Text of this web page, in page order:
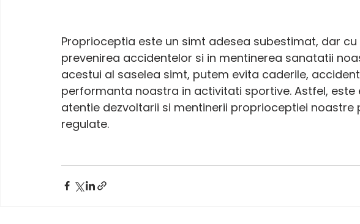
Proprioceptia este un simt adesea subestimat, dar
prevenirea accidentelor si in mentinerea sanatatii
acestui al saselea simt, putem evita caderile,
performanta noastra in activitati sportive. Astfel,
atentie dezvoltarii si mentinerii proprioceptiei noastre
regulate.